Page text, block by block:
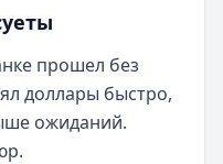
прошел без
доллары быстро,
ожиданий.